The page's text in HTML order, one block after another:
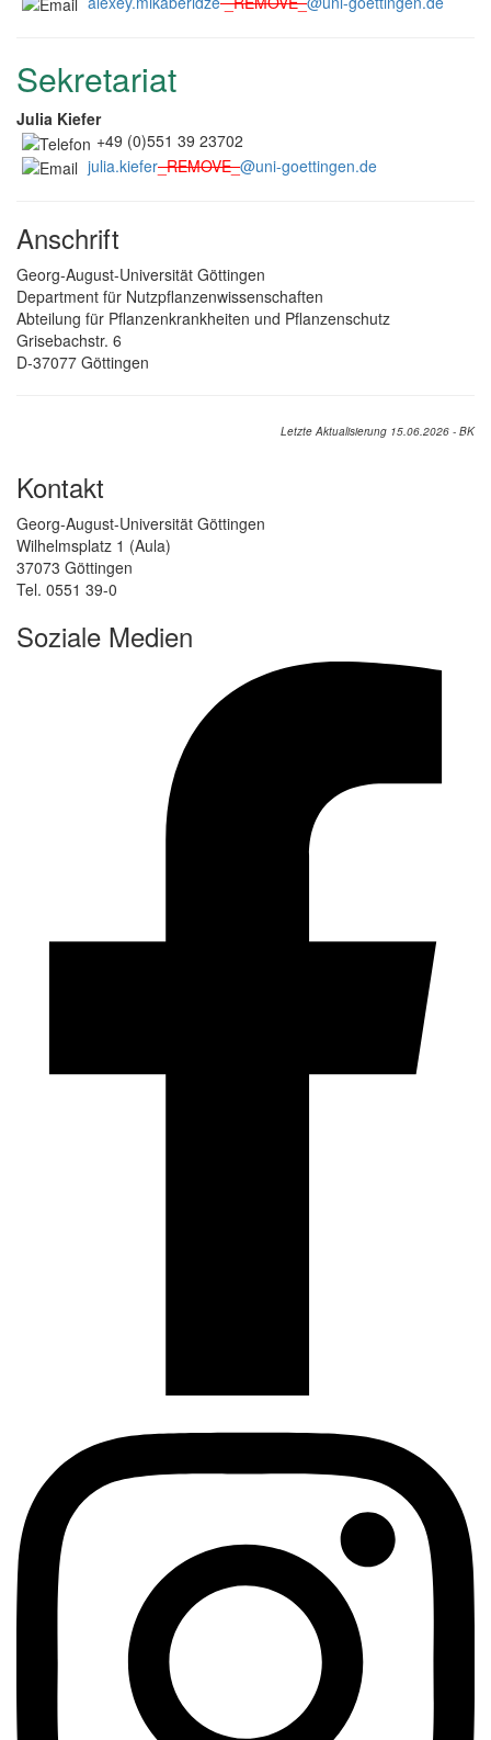
Sekretariat
Julia Kiefer
+49 (0)551 39 23702
julia.kiefer_REMOVE_@uni-goettingen.de
Anschrift
Georg-August-Universität Göttingen
Department für Nutzpflanzenwissenschaften
Abteilung für Pflanzenkrankheiten und Pflanzenschutz
Grisebachstr. 6
D-37077 Göttingen
Letzte Aktualisierung 15.06.2026 - BK
Kontakt
Georg-August-Universität Göttingen
Wilhelmsplatz 1 (Aula)
37073 Göttingen
Tel. 0551 39-0
Soziale Medien